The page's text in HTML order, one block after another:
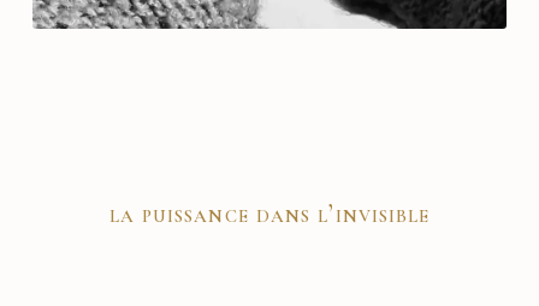
la puissance dans l’invisible